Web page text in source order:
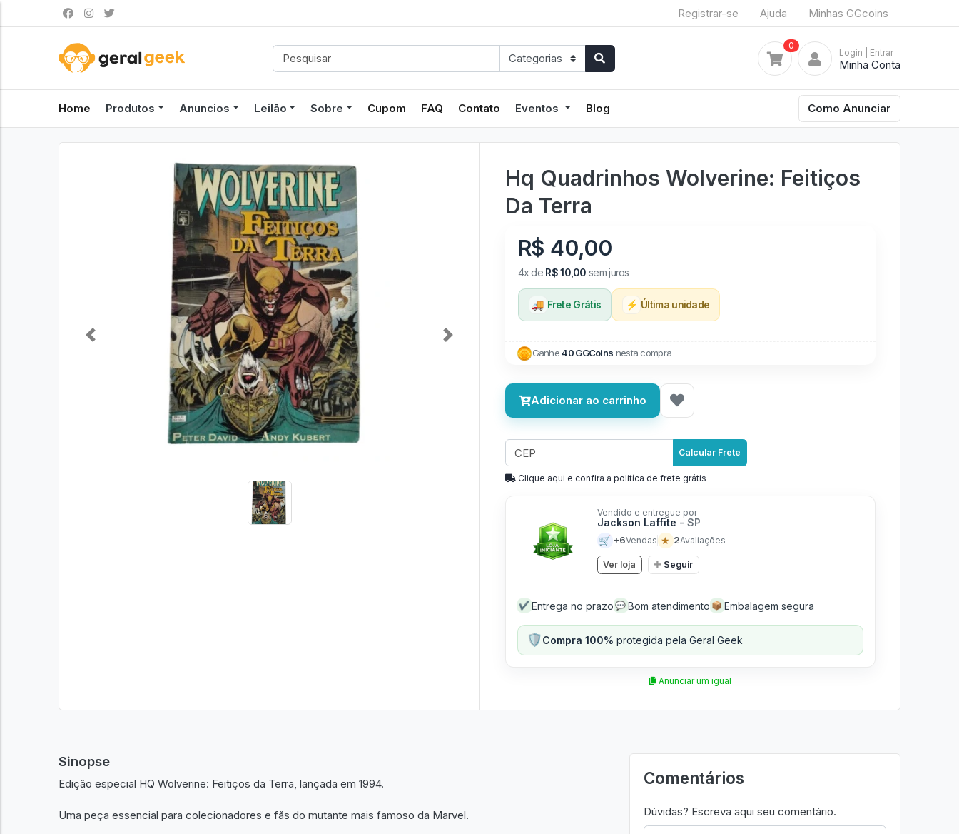
Registrar-se Ajuda Minhas GGcoins
0
Login | Entrar
Minha Conta
Home Produtos Anuncios Leilão Sobre Cupom FAQ Contato Eventos Blog Como Anunciar
Previous Next
Hq Quadrinhos Wolverine: Feitiços
Da Terra
R$ 40,00
4x de R$ 10,00 sem juros
🚚 Frete Grátis ⚡ Última unidade
Ganhe40 GGCoins nesta compra
Adicionar ao carrinho
Calcular Frete
Clique aqui e confira a politíca de frete grátis
Vendido e entregue por
Jackson Laffite - SP
🛒 +6Vendas ★ 2Avaliações
Ver loja Seguir
✔ Entrega no prazo 💬 Bom atendimento 📦 Embalagem segura
🛡️Compra 100% protegida pela Geral Geek
Anunciar um igual
Sinopse
Edição especial HQ Wolverine: Feitiços da Terra, lançada em 1994.
Uma peça essencial para colecionadores e fãs do mutante mais famoso da Marvel.
Comentários
Dúvidas? Escreva aqui seu comentário.